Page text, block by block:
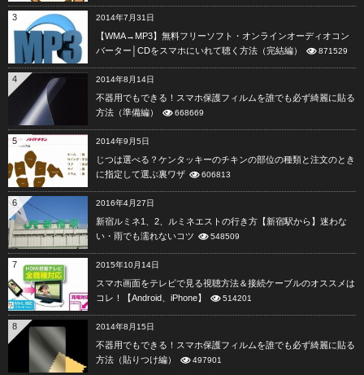
3 2014年7月31日
【WMA→MP3】無料フリーソフト・オンラインオーディオコン
バーター│CDをスマホにいれて聴く方法（完結編）
871529
4 2014年8月14日
不器用でもできる！スマホ保護フィルムを誰でも必ず綺麗に貼る
方法（準備編）
668669
5 2014年9月5日
じつは選べる？ケンタッキーのチキンの部位の種類と注文のとき
に指定して選ぶ裏ワザ
606813
6 2016年4月27日
新宿ルミネ1、2、ルミネエストの行き方【新宿駅から】迷わな
い・雨でも濡れないコツ
548509
7 2015年10月14日
スマホ画面をテレビで見る視聴方法＆接続ケーブルのオススメは
コレ！【Android、iPhone】
514201
8 2014年8月15日
不器用でもできる！スマホ保護フィルムを誰でも必ず綺麗に貼る
方法（貼りつけ編）
497901